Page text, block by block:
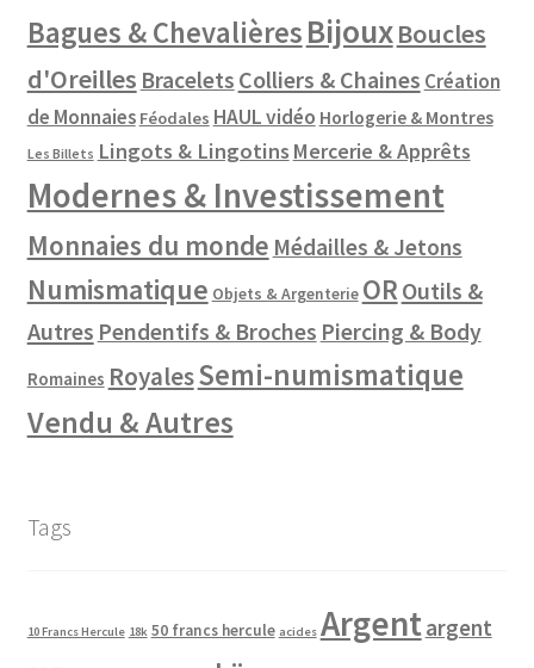
Bagues & ChevalièresBijouxBoucles
d'Oreilles Bracelets Colliers & Chaines Création
de Monnaies Féodales HAUL vidéo Horlogerie & Montres
Les Billets Lingots & Lingotins Mercerie & Apprêts
Modernes & Investissement
Monnaies du monde Médailles & Jetons
Numismatique Objets & Argenterie OR Outils &
Autres Pendentifs & Broches Piercing & Body
Romaines RoyalesSemi-numismatique
Vendu & Autres
Tags
10 Francs Hercule 18k 50 francs hercule acides Argentargent